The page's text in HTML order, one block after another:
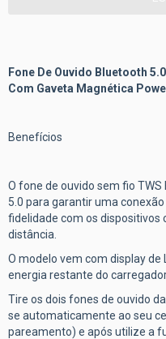
Fone De Ouvido Bluetooth
Com Gaveta Magnética
Benefícios
O fone de ouvido sem fio
5.0 para garantir uma
fidelidade com os dispositivos
distância.
O modelo vem com display de
energia restante do
Tire os dois fones de ouvido
se automaticamente ao seu
pareamento) e após utilize a